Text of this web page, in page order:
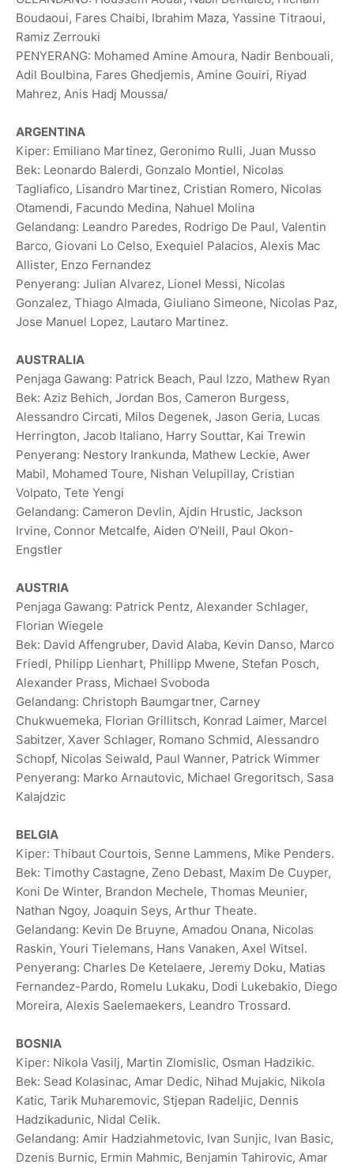
Boudaoui, Fares Chaibi, Ibrahim Maza, Yassine Titraoui,
Ramiz Zerrouki
PENYERANG: ‌Mohamed Amine Amoura, Nadir Benbouali,
Adil Boulbina, Fares Ghedjemis, Amine Gouiri, Riyad
Mahrez, Anis Hadj Moussa/
ARGENTINA
Kiper: Emiliano Martinez, Geronimo Rulli, Juan Musso
Bek: Leonardo Balerdi, Gonzalo Montiel, Nicolas
Tagliafico, Lisandro ⁠Martinez, Cristian Romero, Nicolas
Otamendi, Facundo Medina, Nahuel Molina
Gelandang: Leandro Paredes, Rodrigo De Paul, Valentin
Barco, Giovani Lo Celso, Exequiel Palacios, Alexis Mac
Allister, Enzo ⁠Fernandez
Penyerang: Julian Alvarez, Lionel Messi, Nicolas
Gonzalez, Thiago Almada, Giuliano Simeone, Nicolas Paz,
Jose Manuel Lopez, Lautaro Martinez.
AUSTRALIA
Penjaga Gawang: Patrick Beach, Paul Izzo, Mathew Ryan
Bek: Aziz Behich, Jordan Bos, Cameron Burgess,
Alessandro Circati, Milos Degenek, Jason Geria, Lucas
Herrington, Jacob Italiano, Harry Souttar, Kai Trewin
Penyerang: Nestory Irankunda, Mathew Leckie, Awer
Mabil, Mohamed Toure, Nishan Velupillay, Cristian
Volpato, Tete Yengi
Gelandang: Cameron Devlin, Ajdin Hrustic, Jackson
Irvine, Connor Metcalfe, Aiden O’Neill, Paul Okon-
Engstler
AUSTRIA
Penjaga Gawang: Patrick Pentz, Alexander Schlager,
Florian Wiegele
Bek: David Affengruber, David Alaba, Kevin Danso, Marco
Friedl, Philipp Lienhart, Phillipp Mwene, Stefan Posch,
Alexander Prass, Michael Svoboda
Gelandang: Christoph Baumgartner, Carney
Chukwuemeka, Florian Grillitsch, Konrad Laimer, Marcel
Sabitzer, Xaver Schlager, Romano ‌Schmid, Alessandro
Schopf, Nicolas Seiwald, Paul Wanner, Patrick Wimmer
Penyerang: Marko Arnautovic, Michael Gregoritsch, Sasa
Kalajdzic
BELGIA
Kiper: Thibaut Courtois, Senne Lammens, Mike Penders.
Bek: Timothy Castagne, Zeno Debast, Maxim De Cuyper,
Koni De Winter, Brandon Mechele, Thomas Meunier,
Nathan Ngoy, Joaquin Seys, Arthur Theate.
Gelandang: Kevin De Bruyne, Amadou Onana, Nicolas
Raskin, Youri Tielemans, Hans Vanaken, Axel Witsel.
Penyerang: Charles De Ketelaere, Jeremy Doku, Matias
Fernandez-Pardo, Romelu Lukaku, Dodi Lukebakio, Diego
Moreira, Alexis Saelemaekers, Leandro Trossard.
BOSNIA
Kiper: Nikola Vasilj, Martin Zlomislic, Osman Hadzikic.
Bek: Sead Kolasinac, Amar Dedic, Nihad Mujakic, Nikola
Katic, Tarik Muharemovic, Stjepan Radeljic, Dennis
Hadzikadunic, Nidal Celik.
Gelandang: Amir Hadziahmetovic, Ivan Sunjic, Ivan Basic,
Dzenis Burnic, Ermin Mahmic, Benjamin Tahirovic, Amar